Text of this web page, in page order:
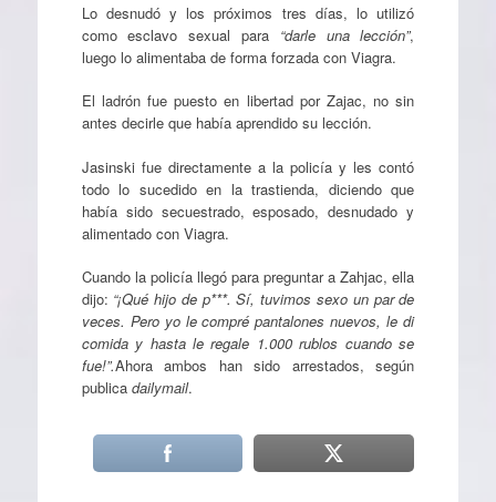
Lo desnudó y los próximos tres días, lo utilizó
como esclavo sexual para “darle una lección”,
luego lo alimentaba de forma forzada con Viagra.
El ladrón fue puesto en libertad por Zajac, no sin
antes decirle que había aprendido su lección.
Jasinski fue directamente a la policía y les contó
todo lo sucedido en la trastienda, diciendo que
había sido secuestrado, esposado, desnudado y
alimentado con Viagra.
Cuando la policía llegó para preguntar a Zahjac, ella
dijo: “¡Qué hijo de p***. Sí, tuvimos sexo un par de
veces. Pero yo le compré pantalones nuevos, le di
comida y hasta le regale 1.000 rublos cuando se
fue!”.Ahora ambos han sido arrestados, según
publica dailymail.